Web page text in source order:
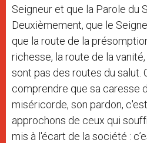
Seigneur et que la Parole du
Deuxièmement, que le
que la route de la
richesse, la route de la
sont pas des routes du salut.
comprendre que sa caresse
miséricorde, son pardon,
approchons de ceux qui
mis à l'écart de la société :